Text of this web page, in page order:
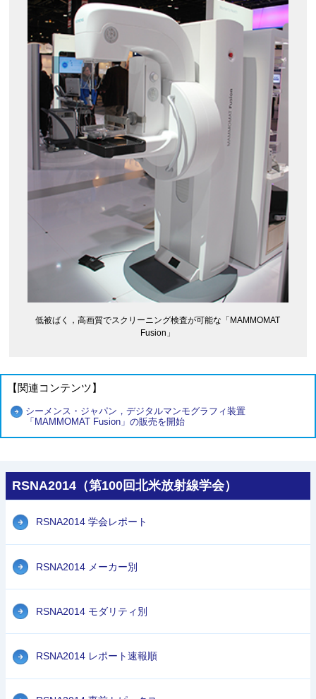
低被ばく，高画質でスクリーニング検査が可能な「MAMMOMAT
Fusion」
【関連コンテンツ】
シーメンス・ジャパン，デジタルマンモグラフィ装置
「MAMMOMAT Fusion」の販売を開始
RSNA2014（第100回北米放射線学会）
RSNA2014 学会レポート
RSNA2014 メーカー別
RSNA2014 モダリティ別
RSNA2014 レポート速報順